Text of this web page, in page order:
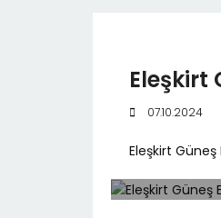
Eleşkirt
07.10.2024
Eleşkirt Güneş